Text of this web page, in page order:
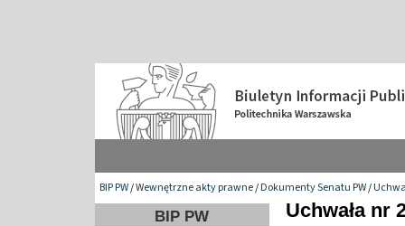
BIP PW/Wewnętrzne akty prawne/Dokumenty Senatu PW/
BIP PW Uchwała nr